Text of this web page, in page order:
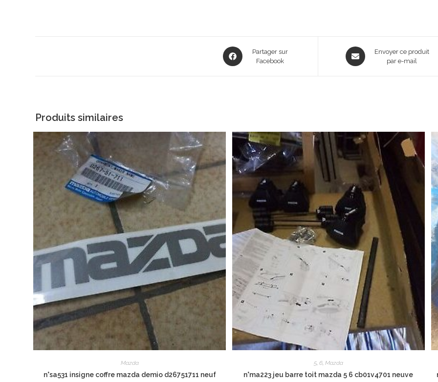
Opens
in
Partager sur
Facebook
Opens
in
Envoyer ce produit
par e-mail
Produits similaires
Mazda
n°sa531 insigne coffre mazda demio d26751711 neuf
5, 6, Mazda
n°ma223 jeu barre toit mazda 5 6 cb01v4701 neuve